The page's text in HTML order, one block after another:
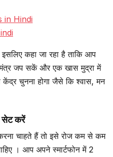
in Hindi
कहा जा रहा है ताकि आप
जप सकें और एक खास मुद्रा में
चुनना होगा जैसे कि श्वास, मन
सेट करें
चाहते हैं तो इसे रोज कम से कम
। आप अपने स्मार्टफोन में 2